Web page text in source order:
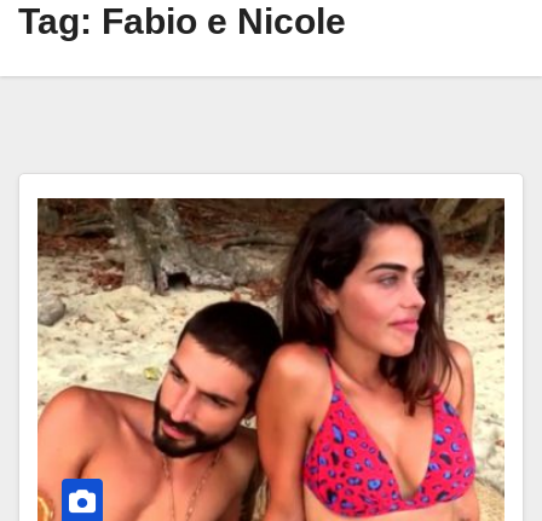
Tag: Fabio e Nicole